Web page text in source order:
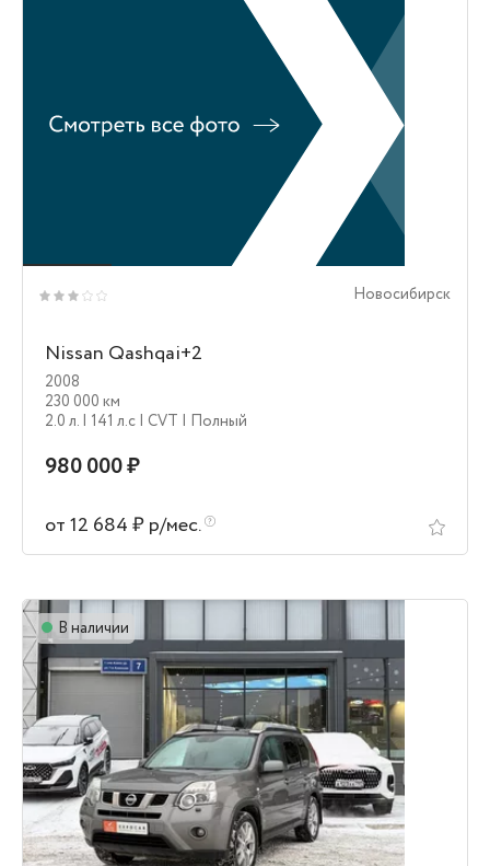
Новосибирск
Nissan Qashqai+2
2008
230 000 км
2.0 л. | 141 л.c | CVT | Полный
980 000 ₽
от 12 684 ₽ р/мес.
В наличии